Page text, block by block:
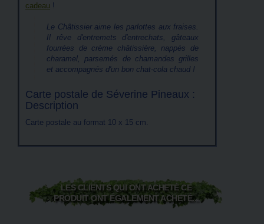
cadeau !
Le Châtissier aime les parlottes aux fraises.
Il rêve d'entremets d'entrechats, gâteaux
fourrées de crème châtissière, nappés de
charamel, parsemés de chamandes grilles
et accompagnés d'un bon chat-cola chaud !
Carte postale de Séverine Pineaux :
Description
Carte postale au format 10 x 15 cm.
LES CLIENTS QUI ONT ACHETÉ CE
PRODUIT ONT ÉGALEMENT ACHETÉ...